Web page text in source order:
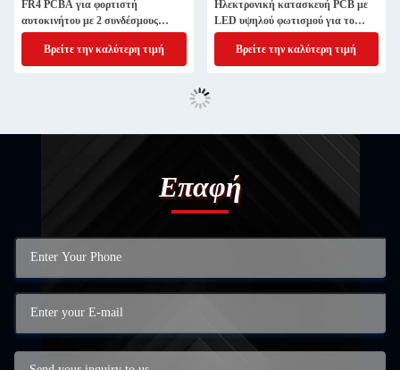
FR4 PCBA για φορτιστή
αυτοκινήτου με 2 συνδέσμους
τύπου C Υποστηρίζει ταχεία
φόρτιση 15W
Βρείτε την καλύτερη τιμή
Ηλεκτρονική κατασκευή PCB με
LED υψηλού φωτισμού για το
αυτοκίνητο
Βρείτε την καλύτερη τιμή
Επαφή